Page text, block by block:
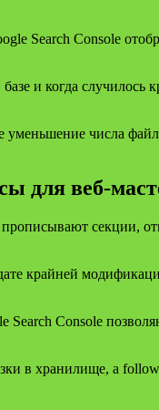
Search Console
и когда случилось
числа
для
прописывают секции,
крайней
Console
в хранилище, а